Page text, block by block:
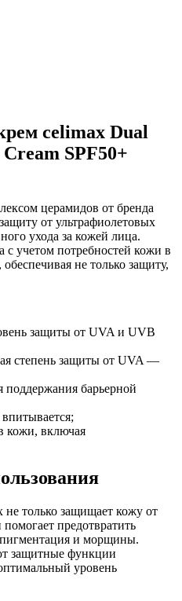
celimax Dual
SPF50+
церамидов от бренда
от ультрафиолетовых
ухода за кожей лица.
с учетом потребностей кожи в
не только защиту,
защиты от UVA и UVB
степень защиты от UVA —
барьерной
кожи, включая
только защищает кожу от
предотвратить
пигментация и морщины.
защитные функции
уровень